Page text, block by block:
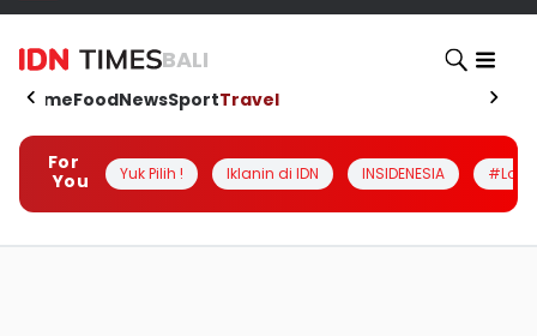
BALI
HomeFoodNewsSportTravel
For
You
Yuk Pilih ! Iklanin di IDN INSIDENESIA